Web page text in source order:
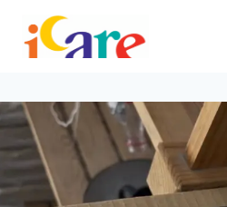
contenu